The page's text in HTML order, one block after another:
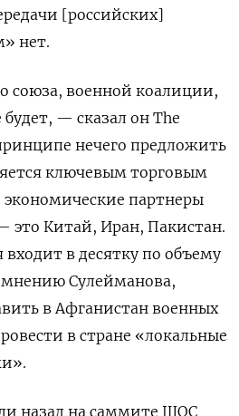
[российских]
нет.
союза, военной коалиции,
— сказал он The
нечего предложить
ключевым торговым
партнеры
это Китай, Иран, Пакистан.
в десятку по объему
мнению Сулейманова,
в Афганистан военных
в стране «локальные
назад на саммите ШОС